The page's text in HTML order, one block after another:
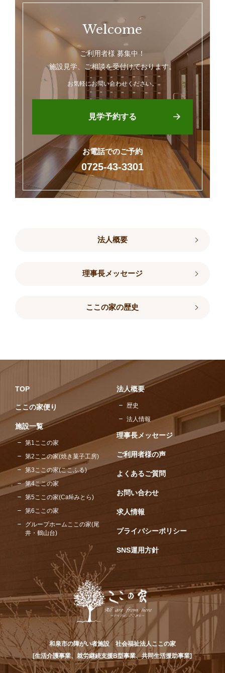
Welcome
ご利用者様 募集中！
施設見学、ご相談を受付けております。
お気軽にお問い合わせください。
見学予約する
お電話でのご予約
0725-43-3301
法人概要
理事長メッセージ
ここの家の歴史
TOP
ここの家便り
施設一覧
第1ここの家
第2ここの家(焼き菓子工房)
第3ここの家(ここふる)
第4ここの家
第5ここの家(Caféみとら)
第6ここの家
グループホームここの家(尾
井・鶴山台)
法人概要
歴史
法人情報
理事長メッセージ
ご利用者様の声
よくあるご質問
お問い合わせ
求人情報
プライバシーポリシー
SNS運用方針
和泉市の障がい者施設 社会福祉法人ここの家
[生活介護事業、就労継続支援B型事業、共同生活援助事業]